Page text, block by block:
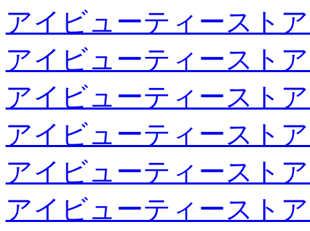
アイビューティースト
アイビューティースト
アイビューティースト
アイビューティースト
アイビューティースト
アイビューティースト